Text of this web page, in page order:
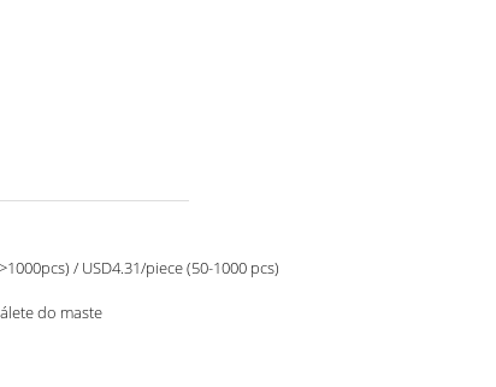
/ USD4.31/piece (50-1000 pcs)
do maste